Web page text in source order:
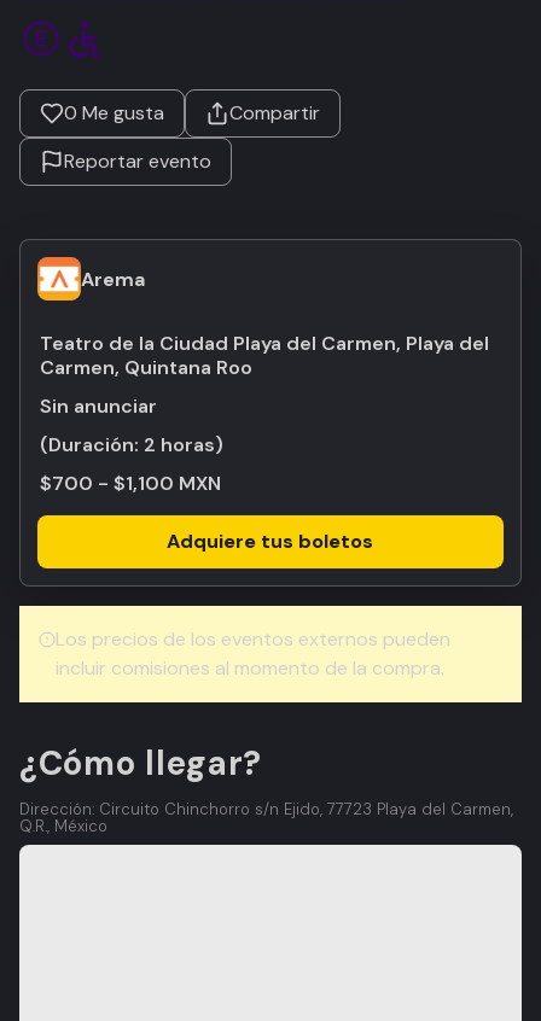
0 Me gusta
Compartir
Reportar evento
Arema
Teatro de la Ciudad Playa del Carmen, Playa del
Carmen, Quintana Roo
Sin anunciar
(Duración: 2 horas)
$700 - $1,100 MXN
Adquiere tus boletos
Los precios de los eventos externos pueden
incluir comisiones al momento de la compra.
¿Cómo llegar?
Dirección: Circuito Chinchorro s/n Ejido, 77723 Playa del Carmen,
Q.R., México